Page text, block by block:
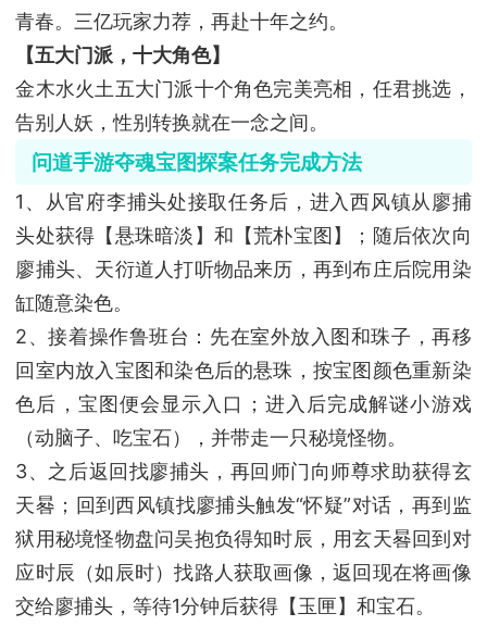
青春。三亿玩家力荐，再赴十年之约。
【五大门派，十大角色】
金木水火土五大门派十个角色完美亮相，任君挑选，
告别人妖，性别转换就在一念之间。
问道手游夺魂宝图探案任务完成方法
1、从官府李捕头处接取任务后，进入西风镇从廖捕
头处获得【悬珠暗淡】和【荒朴宝图】；随后依次向
廖捕头、天衍道人打听物品来历，再到布庄后院用染
缸随意染色。
2、接着操作鲁班台：先在室外放入图和珠子，再移
回室内放入宝图和染色后的悬珠，按宝图颜色重新染
色后，宝图便会显示入口；进入后完成解谜小游戏
（动脑子、吃宝石），并带走一只秘境怪物。
3、之后返回找廖捕头，再回师门向师尊求助获得玄
天晷；回到西风镇找廖捕头触发“怀疑”对话，再到监
狱用秘境怪物盘问吴抱负得知时辰，用玄天晷回到对
应时辰（如辰时）找路人获取画像，返回现在将画像
交给廖捕头，等待1分钟后获得【玉匣】和宝石。